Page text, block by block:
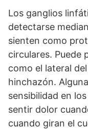
Los ganglios
detectarse
sienten como
circulares. Puede
como el lateral
hinchazón.
sensibilidad en
sentir dolor
cuando giran el